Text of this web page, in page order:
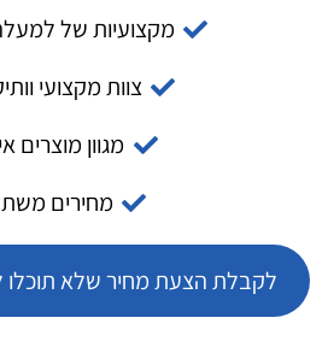
מקצועיות של למעלה מ-
צוות מקצועי
מגוון מוצרים
מחירים
לקבלת הצעת מחיר שלא תוכלו